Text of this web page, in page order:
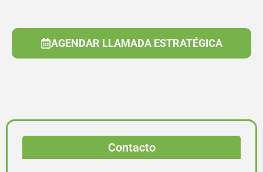
AGENDAR LLAMADA ESTRATÉGICA
Contacto